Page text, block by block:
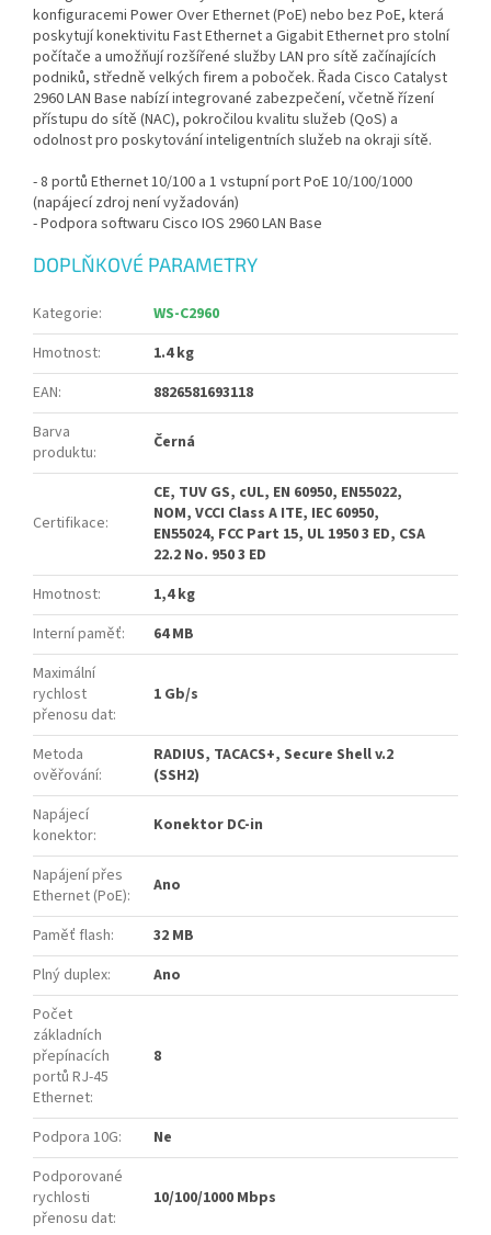
konfiguracemi Power Over Ethernet (PoE) nebo bez PoE, která
poskytují konektivitu Fast Ethernet a Gigabit Ethernet pro stolní
počítače a umožňují rozšířené služby LAN pro sítě začínajících
podniků, středně velkých firem a poboček. Řada Cisco Catalyst
2960 LAN Base nabízí integrované zabezpečení, včetně řízení
přístupu do sítě (NAC), pokročilou kvalitu služeb (QoS) a
odolnost pro poskytování inteligentních služeb na okraji sítě.
- 8 portů Ethernet 10/100 a 1 vstupní port PoE 10/100/1000
(napájecí zdroj není vyžadován)
- Podpora softwaru Cisco IOS 2960 LAN Base
DOPLŇKOVÉ PARAMETRY
Kategorie:
WS-C2960
Hmotnost:
1.4 kg
EAN:
8826581693118
Barva
produktu: Černá
Certifikace:
CE, TUV GS, cUL, EN 60950, EN55022,
NOM, VCCI Class A ITE, IEC 60950,
EN55024, FCC Part 15, UL 1950 3 ED, CSA
22.2 No. 950 3 ED
Hmotnost:
1,4 kg
Interní paměť:
64 MB
Maximální
rychlost
přenosu dat:
1 Gb/s
Metoda
ověřování:
RADIUS, TACACS+, Secure Shell v.2
(SSH2)
Napájecí
konektor: Konektor DC-in
Napájení přes
Ethernet (PoE): Ano
Paměť flash:
32 MB
Plný duplex:
Ano
Počet
základních
přepínacích
portů RJ-45
Ethernet:
8
Podpora 10G:
Ne
Podporované
rychlosti
přenosu dat:
10/100/1000 Mbps